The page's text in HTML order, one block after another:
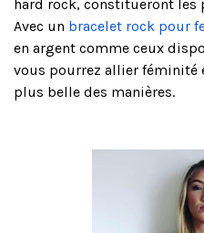
hard rock, constitueront les
Avec un bracelet rock pour
en argent comme ceux
vous pourrez allier féminité
plus belle des manières.